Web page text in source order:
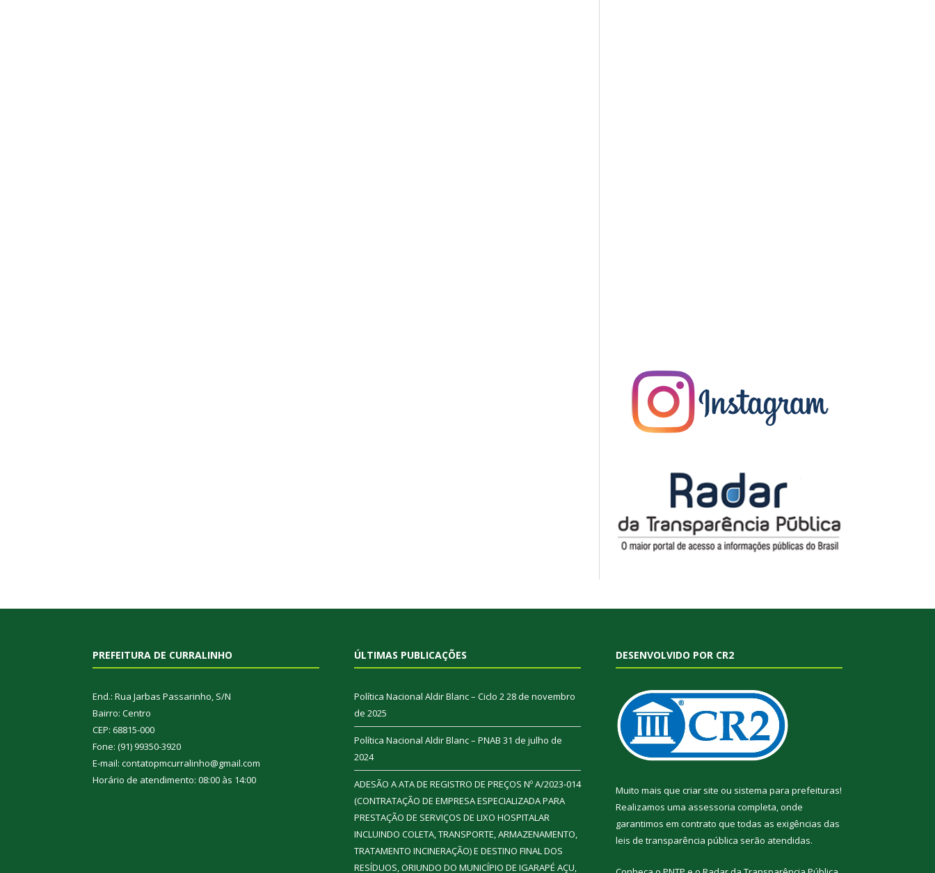
PREFEITURA DE CURRALINHO
End.: Rua Jarbas Passarinho, S/N
Bairro: Centro
CEP: 68815-000
Fone: (91) 99350-3920
E-mail: contatopmcurralinho@gmail.com
Horário de atendimento: 08:00 às 14:00
ÚLTIMAS PUBLICAÇÕES
Política Nacional Aldir Blanc – Ciclo 228 de novembro
de 2025
Política Nacional Aldir Blanc – PNAB 31 de julho de
2024
ADESÃO A ATA DE REGISTRO DE PREÇOS Nº A/2023-014
(CONTRATAÇÃO DE EMPRESA ESPECIALIZADA PARA
PRESTAÇÃO DE SERVIÇOS DE LIXO HOSPITALAR
INCLUINDO COLETA, TRANSPORTE, ARMAZENAMENTO,
TRATAMENTO INCINERAÇÃO) E DESTINO FINAL DOS
RESÍDUOS, ORIUNDO DO MUNICÍPIO DE IGARAPÉ AÇU,
DESENVOLVIDO POR CR2
Muito mais que criar site ou sistema para prefeituras!
Realizamos uma assessoria completa, onde
garantimos em contrato que todas as exigências das
leis de transparência pública serão atendidas.